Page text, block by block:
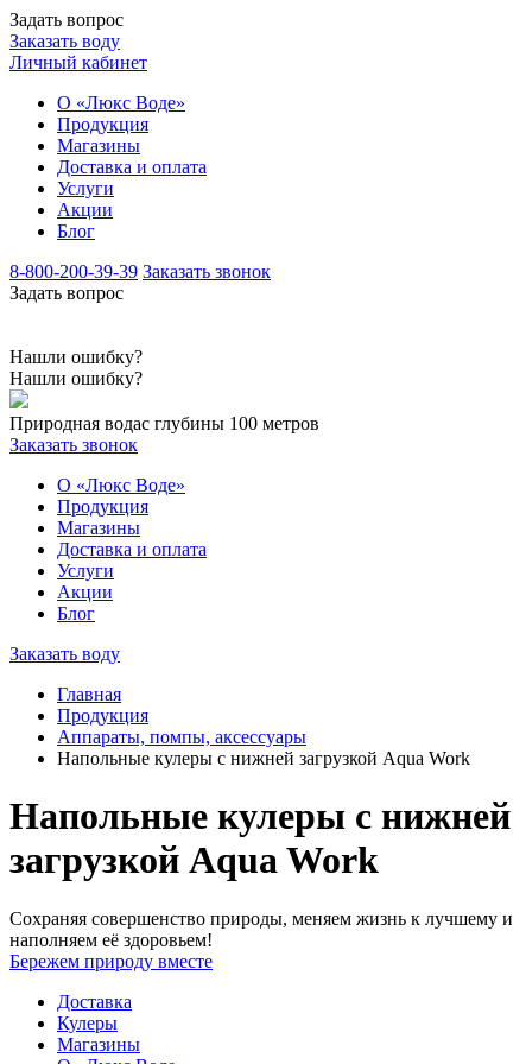
Задать вопрос
Заказать воду
Личный кабинет
О «Люкс Воде»
Продукция
Магазины
Доставка и оплата
Услуги
Акции
Блог
8-800-200-39-39 Заказать звонок
Задать вопрос
Нашли ошибку?
Нашли ошибку?
Природная водас глубины 100 метров
Заказать звонок
О «Люкс Воде»
Продукция
Магазины
Доставка и оплата
Услуги
Акции
Блог
Заказать воду
Главная
Продукция
Аппараты, помпы, аксессуары
Напольные кулеры с нижней загрузкой Aqua Work
Напольные кулеры с нижней
загрузкой Aqua Work
Сохраняя совершенство природы, меняем жизнь к лучшему и
наполняем её здоровьем!
Бережем природу вместе
Доставка
Кулеры
Магазины